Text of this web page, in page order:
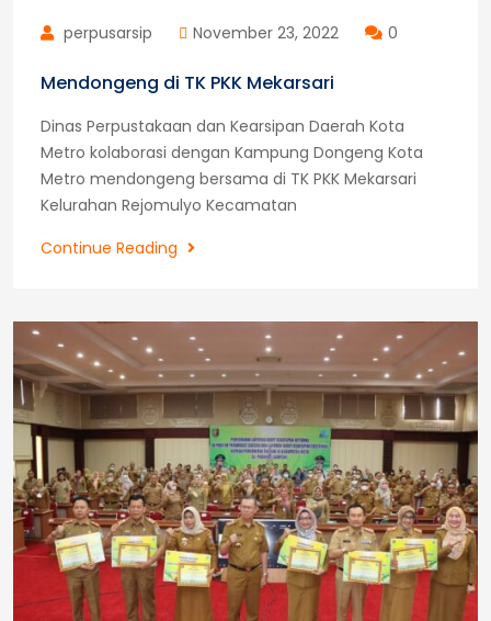
perpusarsip November 23, 2022 0
Mendongeng di TK PKK Mekarsari
Dinas Perpustakaan dan Kearsipan Daerah Kota
Metro kolaborasi dengan Kampung Dongeng Kota
Metro mendongeng bersama di TK PKK Mekarsari
Kelurahan Rejomulyo Kecamatan
Continue Reading
Mendongeng
PKK
Mekarsari